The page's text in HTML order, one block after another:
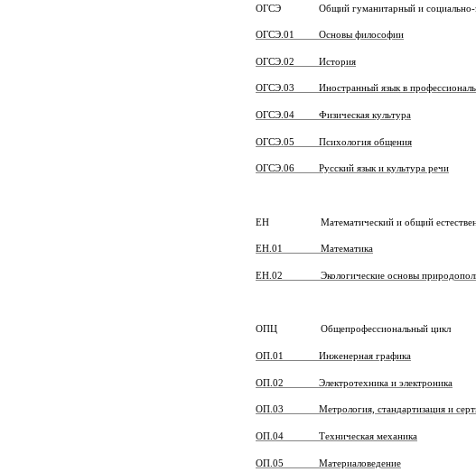
ОГСЭ Общий гуманитарный и социально-
ОГСЭ.01 Основы философии
ОГСЭ.02 История
ОГСЭ.03 Иностранный язык в
ОГСЭ.04 Физическая культура
ОГСЭ.05 Психология общения
ОГСЭ.06 Русский язык и культура речи
ЕН Математический и общий
ЕН.01 Математика
ЕН.02 Экологические основы
ОПЦ Общепрофессиональный цикл
ОП.01 Инженерная графика
ОП.02 Электротехника и электроника
ОП.03 Метрология, стандартизация и
ОП.04 Техническая механика
ОП.05 Материаловедение